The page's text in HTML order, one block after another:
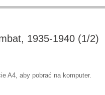
1935-1940 (1/2)
A4, aby pobrać na komputer.